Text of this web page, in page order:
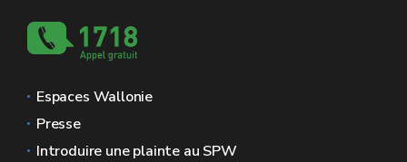
Espaces Wallonie
Presse
Introduire une plainte au SPW